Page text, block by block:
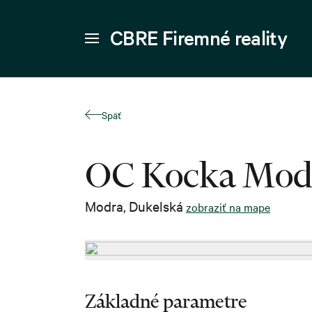
CBRE Firemné reality
Späť
OC Kocka
Modra, Dukelská zobraziť na mape
Základné parametre